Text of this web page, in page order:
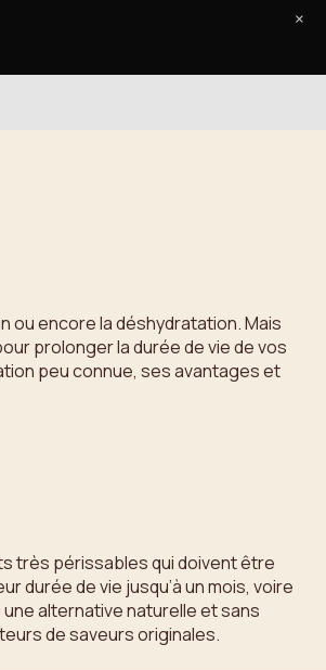
ou encore la déshydratation. Mais
prolonger la durée de vie de vos
peu connue, ses avantages et
très périssables qui doivent être
durée de vie jusqu’à un mois, voire
alternative naturelle et sans
de saveurs originales.
×